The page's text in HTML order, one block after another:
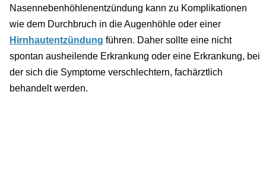
Nasennebenhöhlenentzündung kann zu Komplikationen
wie dem Durchbruch in die Augenhöhle oder einer
Hirnhautentzündung führen. Daher sollte eine nicht
spontan ausheilende Erkrankung oder eine Erkrankung, bei
der sich die Symptome verschlechtern, fachärztlich
behandelt werden.